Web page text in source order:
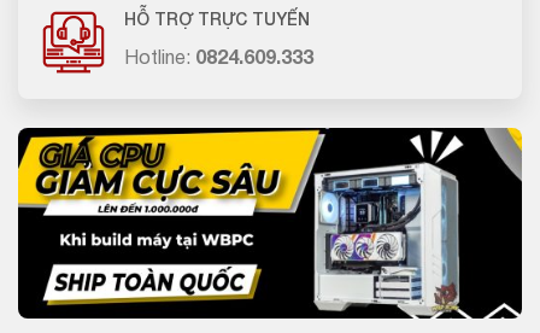
HỖ TRỢ TRỰC TUYẾN
Hotline: 0824.609.333